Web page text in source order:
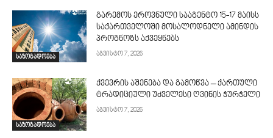
საზოგადოება
გარემოს ეროვნული სააგენტო 15-17 მაისს
საქართველოში მოსალოდნელი ამინდის
პროგნოზს აქვეყნებს
აგვისტო 7, 2026
საზოგადოება
ქვევრის აშენება და გამოწვა – ქართული
ტრადიციული უძველესი ღვინის ჭურჭელი
აგვისტო 7, 2026